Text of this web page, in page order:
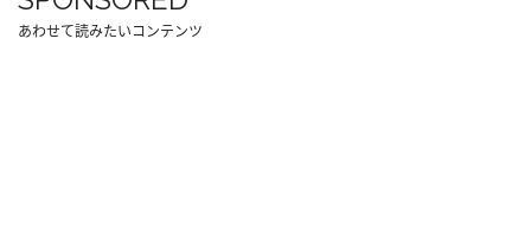
あわせて読みたいコンテンツ